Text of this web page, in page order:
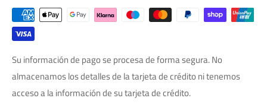
Su información de pago se procesa de forma segura. No
almacenamos los detalles de la tarjeta de crédito ni tenemos
acceso a la información de su tarjeta de crédito.